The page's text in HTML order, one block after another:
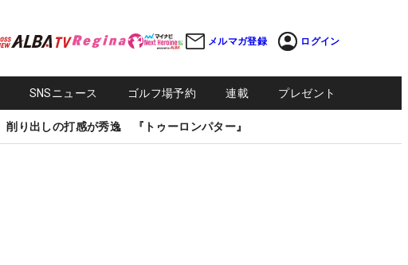
メルマガ登録 ログイン
SNSニュース ゴルフ場予約 連載 プレゼント
削り出しの打感が秀逸 『トゥーロンパター』